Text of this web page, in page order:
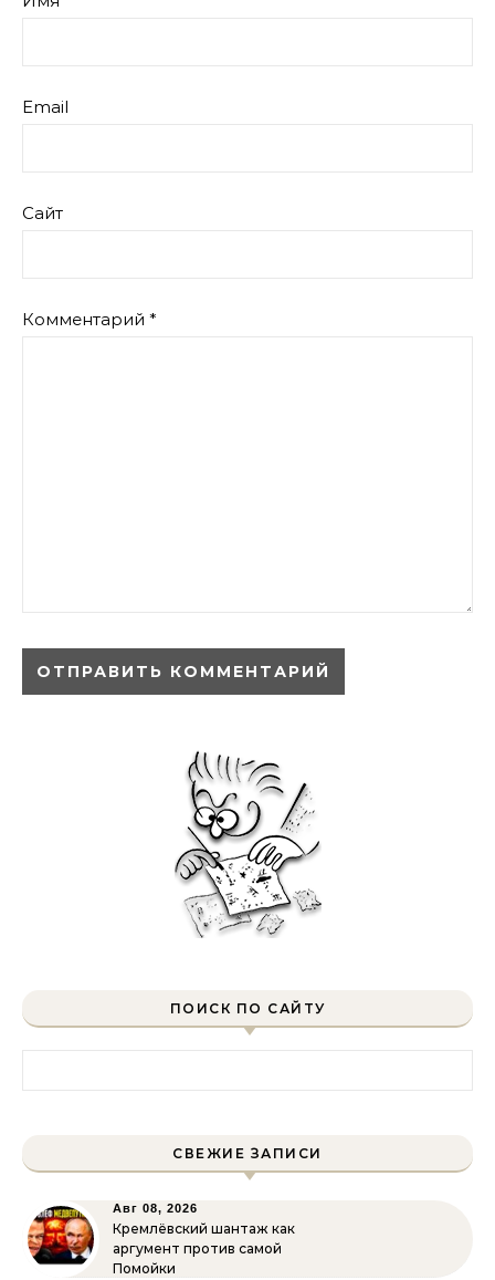
Email
Сайт
Комментарий *
ПОИСК ПО САЙТУ
СВЕЖИЕ ЗАПИСИ
Авг 08, 2026
Кремлёвский шантаж как
аргумент против самой
Помойки